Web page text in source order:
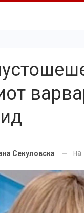
Секуловска на